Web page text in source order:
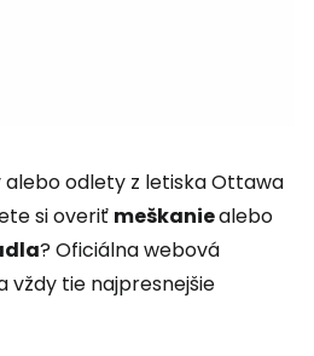
odlety z letiska Ottawa
si overiť meškaniealebo
? Oficiálna webová
vždy tie najpresnejšie